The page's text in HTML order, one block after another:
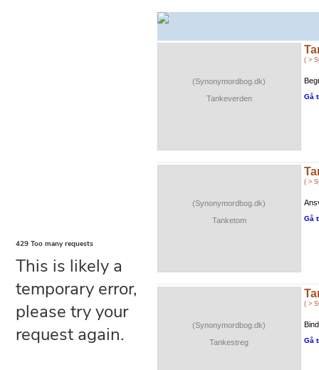
(Synonymordbog.dk)
Tankeverden
( >
Gå
(Synonymordbog.dk)
Tanketom
( >
Gå
(Synonymordbog.dk)
Tankestreg
( >
Gå